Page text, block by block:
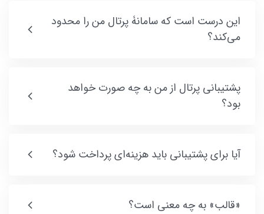
این درست است که سامانۀ پرتال من را محدود
می‌کند؟
پشتیبانی پرتال از من به چه صورت خواهد
بود؟
آیا برای پشتیبانی باید هزینه‌ای پرداخت شود؟
«قالب» به چه معنی است؟